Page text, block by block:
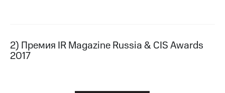
о
погашении
2) Премия IR Magazine Russia & CIS Awards
2017